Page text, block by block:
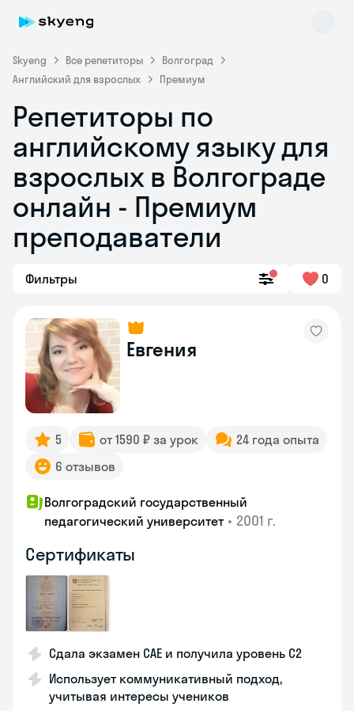
Skyeng Все репетиторы
Волгоград
Английский для взрослых
Премиум
Репетиторы по
английскому языку для
взрослых в Волгограде
онлайн - Премиум
преподаватели
Фильтры 0
Евгения
5 от 1590 ₽ за урок
24 года опыта
6 отзывов
Волгоградский государственный
педагогический университет • 2001 г.
Сертификаты
Сдала экзамен CAE и получила уровень С2
Использует коммуникативный подход,
учитывая интересы учеников
Skyeng Chat